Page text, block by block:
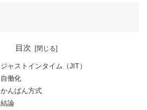
目次
ジャストインタイム（JIT）
自働化
かんばん方式
結論